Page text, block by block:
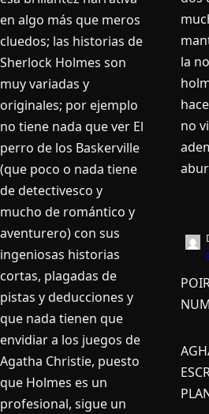
en algo más que meros
cluedos; las historias de
Sherlock Holmes son
muy variadas y
originales; por ejemplo
no tiene nada que ver El
perro de los Baskerville
(que poco o nada tiene
de detectivesco y
mucho de romántico y
aventurero) con sus
ingeniosas historias
cortas, plagadas de
pistas y deducciones y
que nada tienen que
envidiar a los juegos de
Agatha Christie, puesto
que Holmes es un
profesional, sigue un
la
no